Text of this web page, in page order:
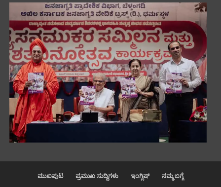
ಮುಖಪುಟ ಪ್ರಮುಖ ಸುದ್ದಿಗಳು ಇಂಗ್ಲಿಷ್ ನಮ್ಮ ಬಗ್ಗೆ